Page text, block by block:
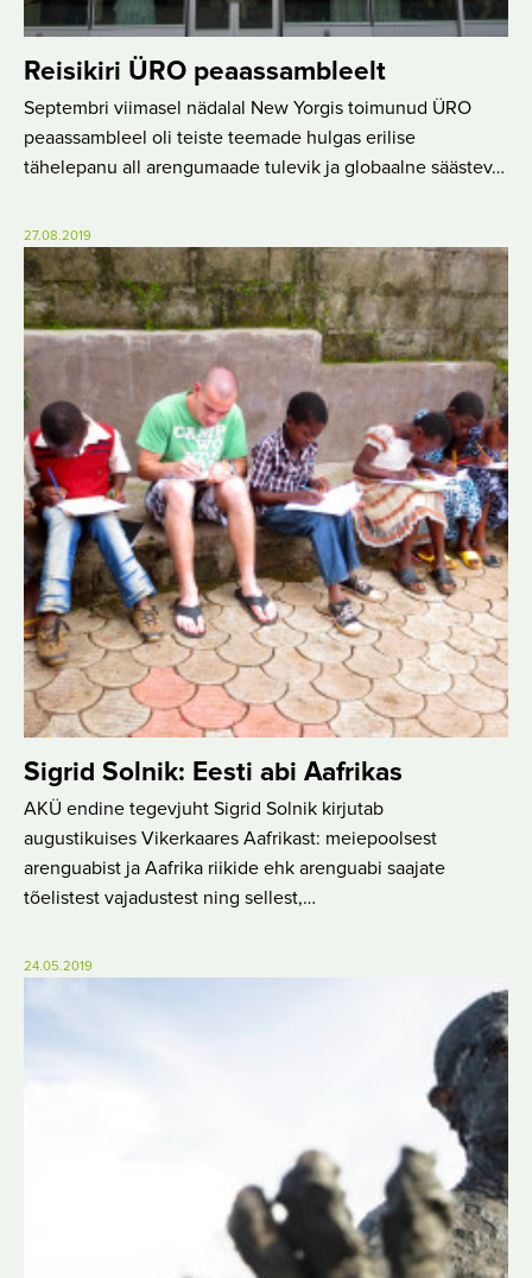
Reisikiri ÜRO peaassambleelt
Septembri viimasel nädalal New Yorgis toimunud ÜRO
peaassambleel oli teiste teemade hulgas erilise
tähelepanu all arengumaade tulevik ja globaalne säästev…
27.08.2019
Sigrid Solnik: Eesti abi Aafrikas
AKÜ endine tegevjuht Sigrid Solnik kirjutab
augustikuises Vikerkaares Aafrikast: meiepoolsest
arenguabist ja Aafrika riikide ehk arenguabi saajate
tõelistest vajadustest ning sellest,…
24.05.2019